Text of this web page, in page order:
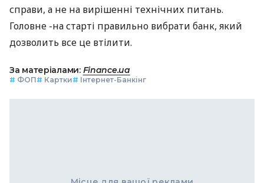
справи, а не на вирішенні технічних питань.
Головне -на старті правильно вибрати банк, який
дозволить все це втілити.
За матеріалами: Finance.ua
# ФОП# Картки# Інтернет-Банкінг